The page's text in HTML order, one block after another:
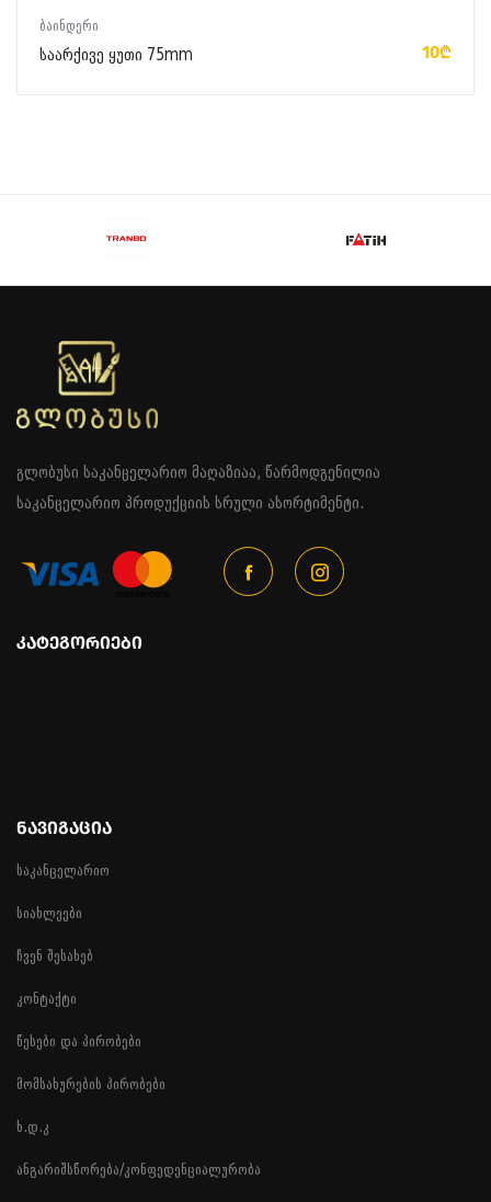
ᲑᲐᲘᲜᲓᲔᲠᲘ
საარქივე ყუთი 75mm 10₾
გლობუსი საკანცელარიო მაღაზიაა, წარმოდგენილია
საკანცელარიო პროდუქციის სრული ასორტიმენტი.
ᲙᲐᲢᲔᲒᲝᲠᲘᲔᲑᲘ
ᲜᲐᲕᲘᲒᲐᲪᲘᲐ
საკანცელარიო
სიახლეები
ჩვენ შესახებ
კონტაქტი
წესები და პირობები
მომსახურების პირობები
ხ.დ.კ
ანგარიშსწორება/კონფედენციალურობა